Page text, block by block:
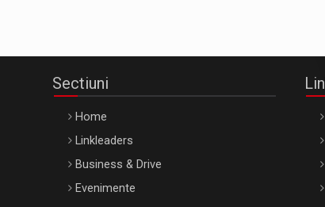
Sectiuni
Home
Linkleaders
Business & Drive
Evenimente